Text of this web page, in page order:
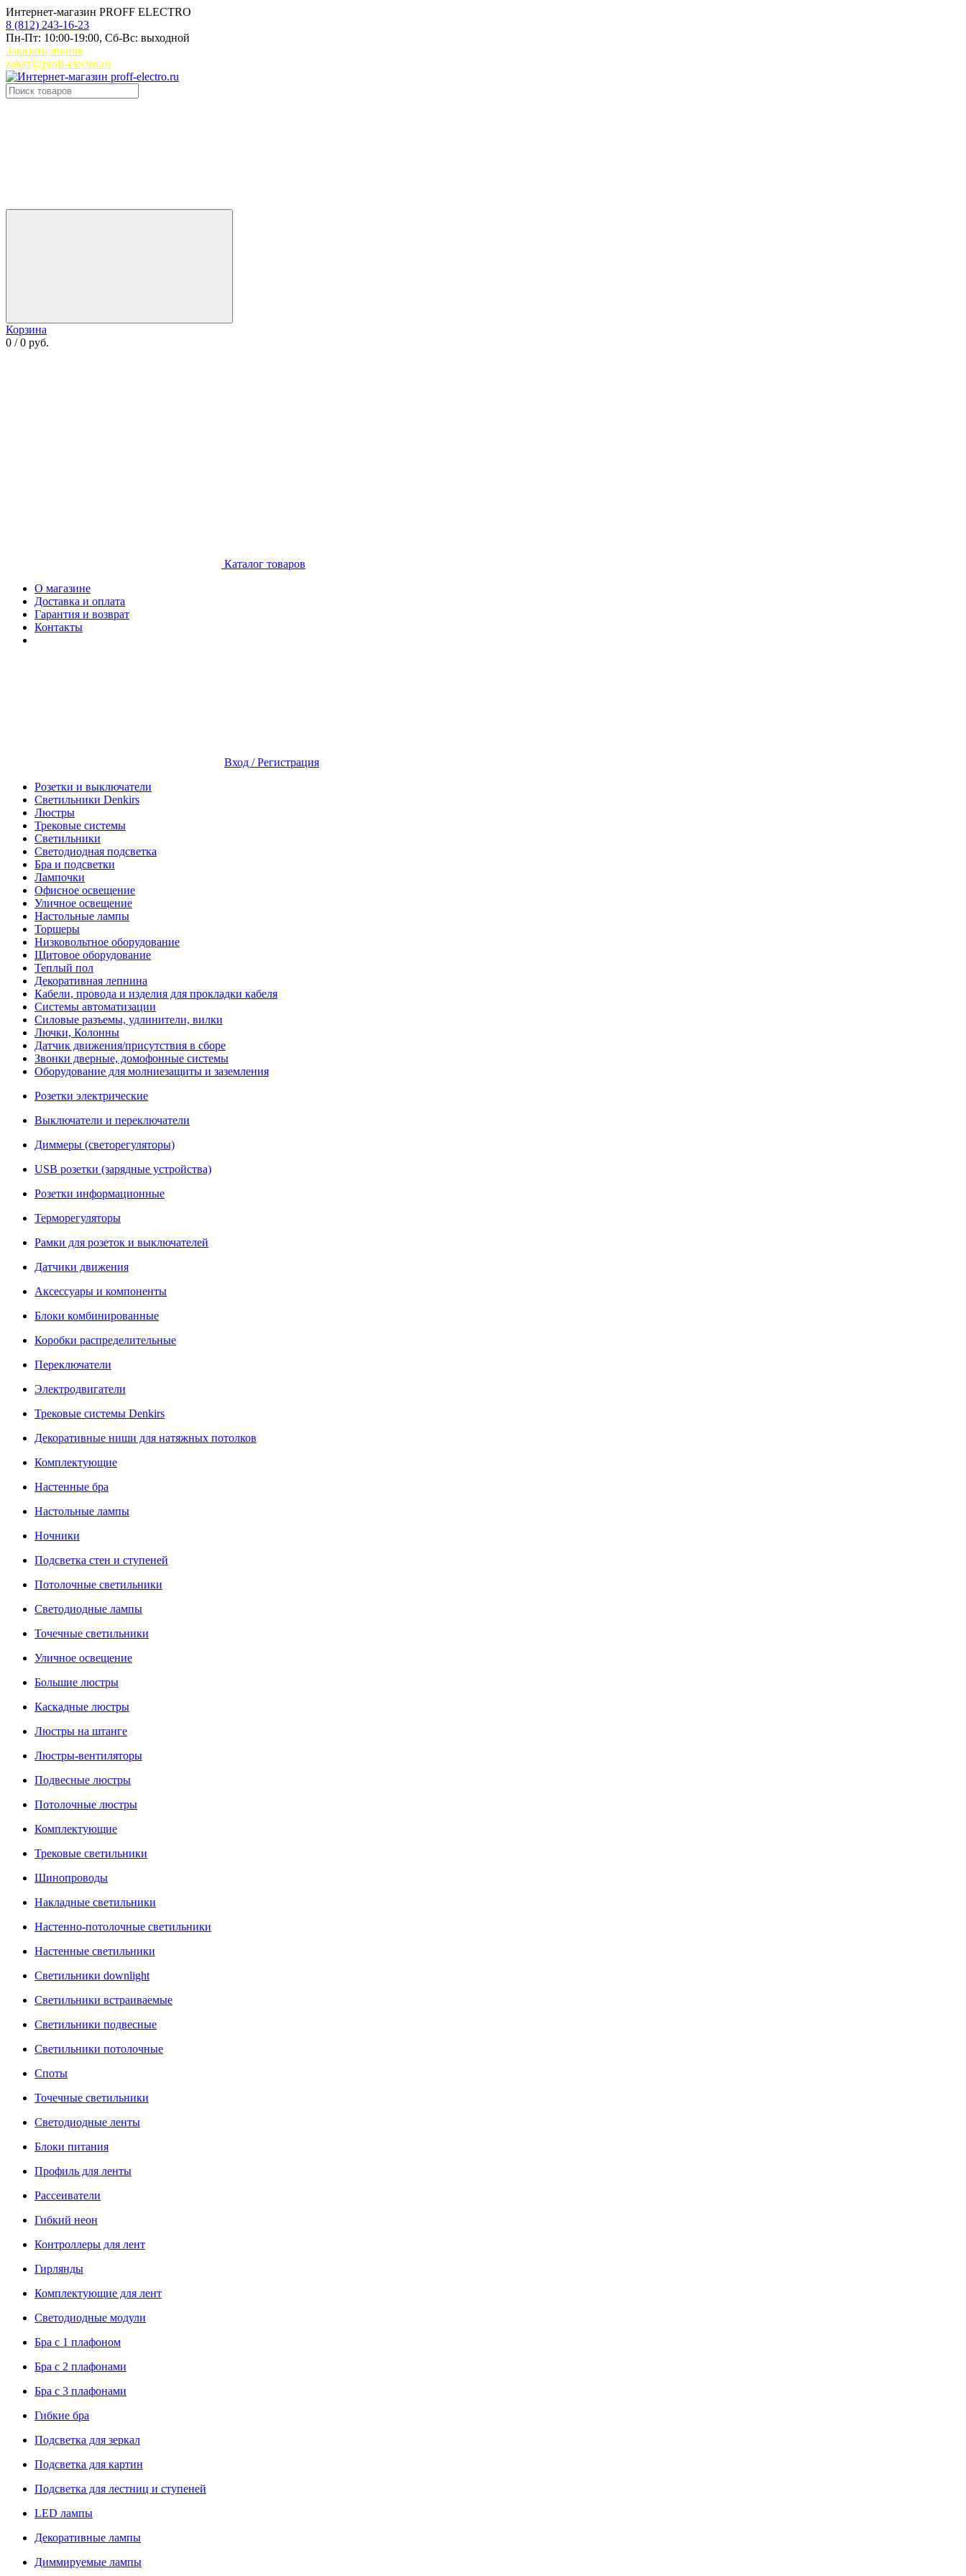
Интернет-магазин PROFF ELECTRO
8 (812) 243-16-23
Пн-Пт: 10:00-19:00, Сб-Вс: выходной
Заказать звонок
zakaz@proff-electro.ru
Корзина
0 / 0 руб.
Каталог товаров
О магазине
Доставка и оплата
Гарантия и возврат
Контакты
Вход / Регистрация
Розетки и выключатели
Светильники Denkirs
Люстры
Трековые системы
Светильники
Светодиодная подсветка
Бра и подсветки
Лампочки
Офисное освещение
Уличное освещение
Настольные лампы
Торшеры
Низковольтное оборудование
Щитовое оборудование
Теплый пол
Декоративная лепнина
Кабели, провода и изделия для прокладки кабеля
Системы автоматизации
Силовые разъемы, удлинители, вилки
Лючки, Колонны
Датчик движения/присутствия в сборе
Звонки дверные, домофонные системы
Оборудование для молниезащиты и заземления
Розетки электрические
Выключатели и переключатели
Диммеры (светорегуляторы)
USB розетки (зарядные устройства)
Розетки информационные
Терморегуляторы
Рамки для розеток и выключателей
Датчики движения
Аксессуары и компоненты
Блоки комбинированные
Коробки распределительные
Переключатели
Электродвигатели
Трековые системы Denkirs
Декоративные ниши для натяжных потолков
Комплектующие
Настенные бра
Настольные лампы
Ночники
Подсветка стен и ступеней
Потолочные светильники
Светодиодные лампы
Точечные светильники
Уличное освещение
Большие люстры
Каскадные люстры
Люстры на штанге
Люстры-вентиляторы
Подвесные люстры
Потолочные люстры
Комплектующие
Трековые светильники
Шинопроводы
Накладные светильники
Настенно-потолочные светильники
Настенные светильники
Светильники downlight
Светильники встраиваемые
Светильники подвесные
Светильники потолочные
Споты
Точечные светильники
Светодиодные ленты
Блоки питания
Профиль для ленты
Рассеиватели
Гибкий неон
Контроллеры для лент
Гирлянды
Комплектующие для лент
Светодиодные модули
Бра с 1 плафоном
Бра с 2 плафонами
Бра с 3 плафонами
Гибкие бра
Подсветка для зеркал
Подсветка для картин
Подсветка для лестниц и ступеней
LED лампы
Декоративные лампы
Диммируемые лампы